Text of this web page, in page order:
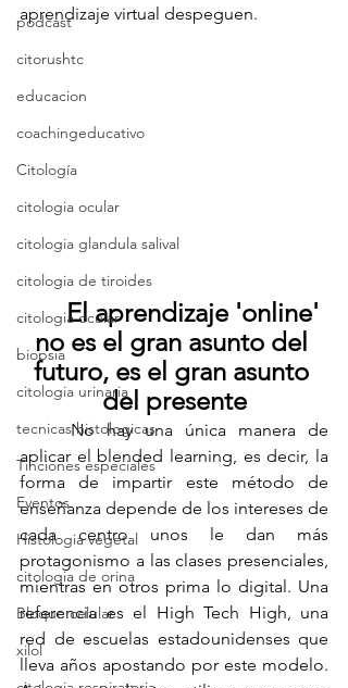
podcast
citorushtc
educacion
coachingeducativo
Citología
citologia ocular
citologia glandula salival
citologia de tiroides
citologia ocular
biopsia
citologia urinaria
tecnicas histologicas
Tinciones especiales
Eventos
Histologia vegetal
citologia de orina
Bloque celular
xilol
aprendizaje virtual despeguen.
	El aprendizaje 'online'
no es el gran asunto del
futuro, es el gran asunto
del presente
	No hay una única manera de
aplicar el blended learning, es decir, la
forma de impartir este método de
enseñanza depende de los intereses de
cada centro unos le dan más
protagonismo a las clases presenciales,
mientras en otros prima lo digital. Una
referencia es el High Tech High, una
red de escuelas estadounidenses que
lleva años apostando por este modelo.